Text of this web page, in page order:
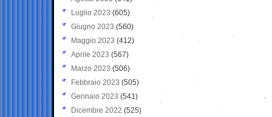
Luglio 2023 (605)
Giugno 2023 (560)
Maggio 2023 (412)
Aprile 2023 (567)
Marzo 2023 (506)
Febbraio 2023 (505)
Gennaio 2023 (541)
Dicembre 2022 (525)